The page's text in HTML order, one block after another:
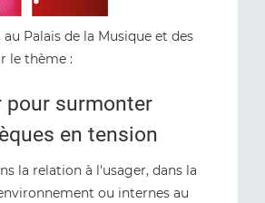
Palais de la Musique et des
le thème :
pour surmonter
en tension
la relation à l'usager, dans la
ou internes au